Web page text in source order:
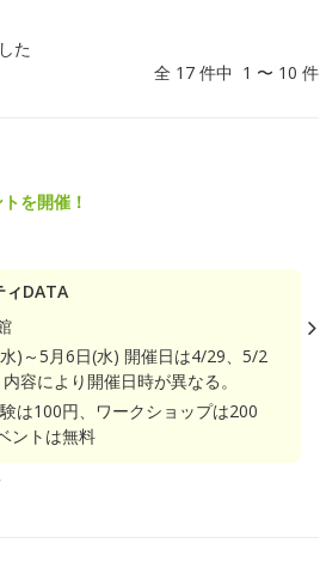
た
全 17 件中 1 〜 10 件
を開催！
ィDATA
)～5月6日(水) 開催日は4/29、5/2
容により開催日時が異なる。
は100円、ワークショップは200
トは無料